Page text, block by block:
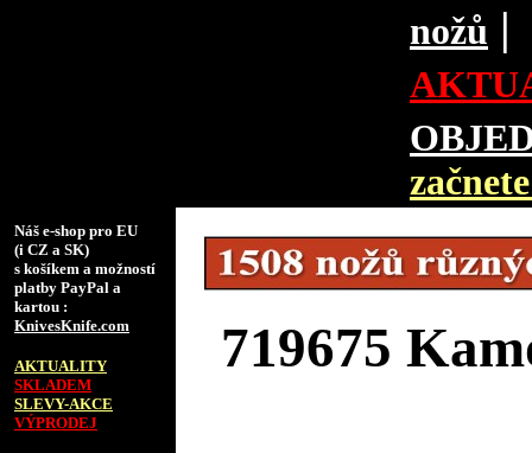
nožů |
Náš e-shop pro EU
(i CZ a SK)
s košíkem a možností
platby PayPal a
kartou :
KnivesKnife.com
AKTUALITY
SKLADEM
SLEVY-AKCE
VÝPRODEJ
719675